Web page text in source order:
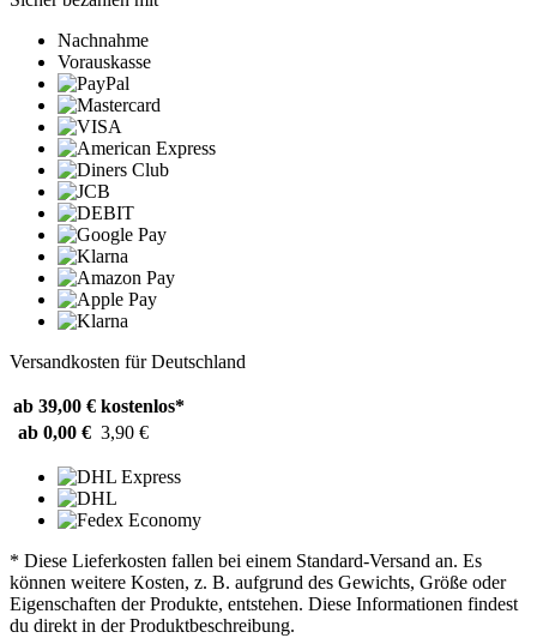
Nachnahme
Vorauskasse
Versandkosten für Deutschland
ab 39,00 € kostenlos*
ab 0,00 € 3,90 €
* Diese Lieferkosten fallen bei einem Standard-Versand an. Es
können weitere Kosten, z. B. aufgrund des Gewichts, Größe oder
Eigenschaften der Produkte, entstehen. Diese Informationen findest
du direkt in der Produktbeschreibung.